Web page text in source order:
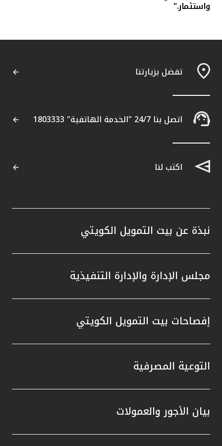
واستثمار."
تفضل بزيارتنا
اتصل بنا 24/7 "الخدمة الهاتفية" 1803333
اكتب لنا
نبذة عن بيت التمويل الكويتي
مجلس الإدارة والإدارة التنفيذية
إفصاحات بيت التمويل الكويتي
التوعية المصرفية
بيان الأجور والعمولات